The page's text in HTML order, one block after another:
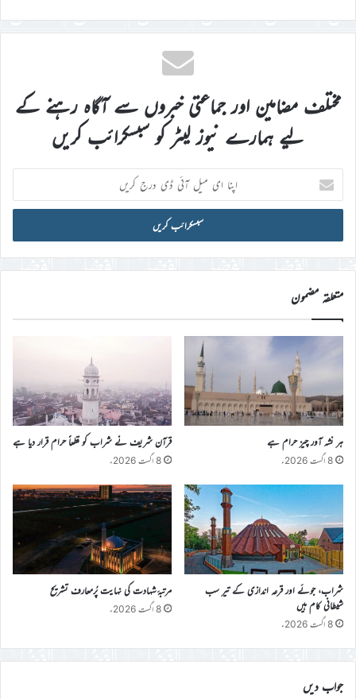
مختلف مضامین اور جماعتی خبروں سے آگاہ رہنے کے
لیے ہمارے نیوز لیٹر کو سبسکرائب کریں
اپنا
ای
میل
ڈی
درج
کریں
متعلقہ مضمون
ہر نشہ آور چیز حرام ہے
8 اگست 2026ء
قرآن شریف نے شراب کو قطعاً حرام قرار دیا ہے
8 اگست 2026ء
شراب، جوئے اور قرعہ اندازی کے تیر سب
شیطانی کام ہیں
8 اگست 2026ء
مرتبۂ شہادت کی نہایت پُرمعارف تشریح
8 اگست 2026ء
جواب دیں